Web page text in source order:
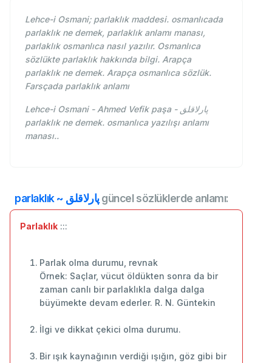
Lehce-i Osmani; parlaklık maddesi. osmanlıcada
parlaklık ne demek, parlaklık anlamı manası,
parlaklık osmanlıca nasıl yazılır. Osmanlıca
sözlükte parlaklık hakkında bilgi. Arapça
parlaklık ne demek. Arapça osmanlıca sözlük.
Farsçada parlaklık anlamı
Lehce-i Osmani - Ahmed Vefik paşa - پارلاقلق
parlaklık ne demek. osmanlıca yazılışı anlamı
manası..
parlaklık ~ پارلاقلقgüncel sözlüklerde anlamı:
Parlaklık :::
Parlak olma durumu, revnak
Örnek: Saçlar, vücut öldükten sonra da bir
zaman canlı bir parlaklıkla dalga dalga
büyümekte devam ederler. R. N. Güntekin
İlgi ve dikkat çekici olma durumu.
Bir ışık kaynağının verdiği ışığın, göz gibi bir